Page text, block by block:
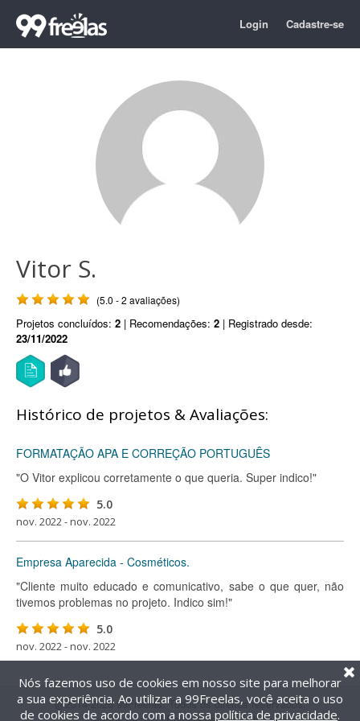
Login Cadastre-se
Vitor S.
(5.0 - 2 avaliações)
Projetos concluídos: 2 | Recomendações: 2 | Registrado desde:
23/11/2022
Histórico de projetos & Avaliações:
FORMATAÇÃO APA E CORREÇÃO PORTUGUÊS
"O Vitor explicou corretamente o que queria. Super indico!"
5.0
nov. 2022 - nov. 2022
Empresa Aparecida - Cosméticos.
"Cliente muito educado e comunicativo, sabe o que quer, não
tivemos problemas no projeto. Indico sim!"
5.0
nov. 2022 - nov. 2022
@2014-2026 99Freelas. Todos os direitos reservados.
Nós fazemos uso de cookies em nosso site para melhorar
a sua experiência. Ao utilizar a 99Freelas, você aceita o uso
de cookies de acordo com a nossa política de privacidade.